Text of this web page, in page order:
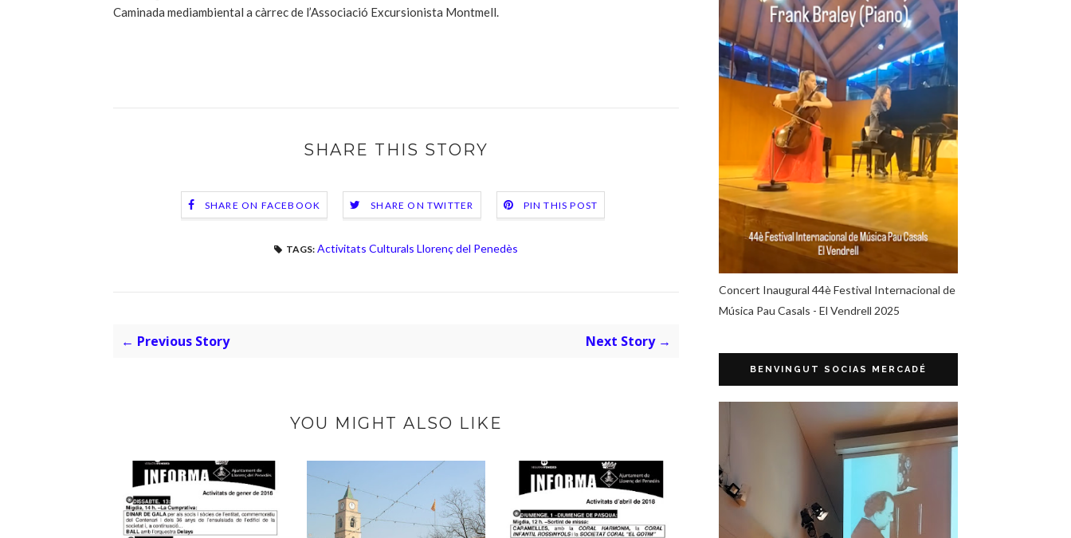
Caminada mediambiental a càrrec de l’Associació Excursionista Montmell.
SHARE THIS STORY
SHARE ON FACEBOOK SHARE ON TWITTER PIN THIS POST
TAGS: Activitats Culturals Llorenç del Penedès
← Previous Story Next Story →
YOU MIGHT ALSO LIKE
Concert Inaugural 44è Festival Internacional de
Música Pau Casals - El Vendrell 2025
BENVINGUT SOCIAS MERCADÉ